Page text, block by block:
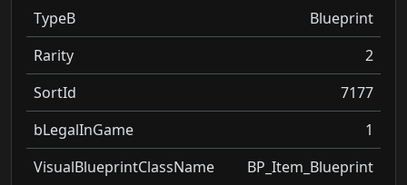
TypeB
Blueprint
Rarity
2
SortId
7177
bLegalInGame
1
VisualBlueprintClassName
BP_Item_Blueprint